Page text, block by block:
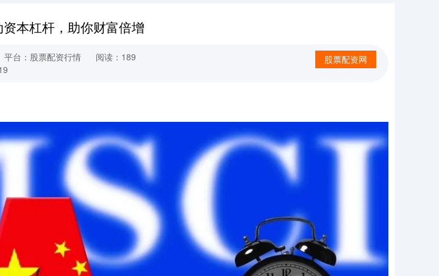
本杠杆，助你财富倍增
股票配资网
平台：股票配资行情
阅读：189